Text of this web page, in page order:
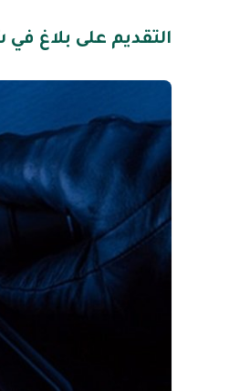
التقديم على بلاغ